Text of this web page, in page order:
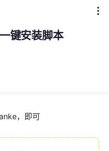
键安装脚本
，即可